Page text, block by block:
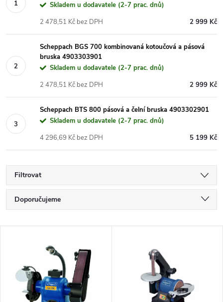
Skladem u dodavatele (2-7 prac. dnů)
2 999 Kč
2 478,51 Kč bez DPH
Scheppach BGS 700 kombinovaná kotoučová a pásová
bruska 4903303901
Skladem u dodavatele (2-7 prac. dnů)
2 999 Kč
2 478,51 Kč bez DPH
Scheppach BTS 800 pásová a čelní bruska 4903302901
Skladem u dodavatele (2-7 prac. dnů)
5 199 Kč
4 296,69 Kč bez DPH
Filtrovat
Ř
a
e
Doporučujeme
Nejprodávanější
Abecedně
p